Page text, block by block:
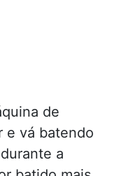
de
e vá batendo
a